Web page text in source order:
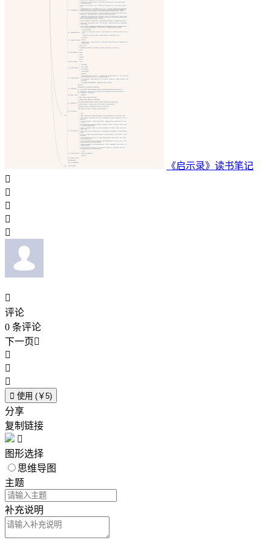
《启示录》读书笔记






评论
0 条评论
下一页



 使用 (￥5)
分享
复制链接

图形选择
思维导图
主题
补充说明